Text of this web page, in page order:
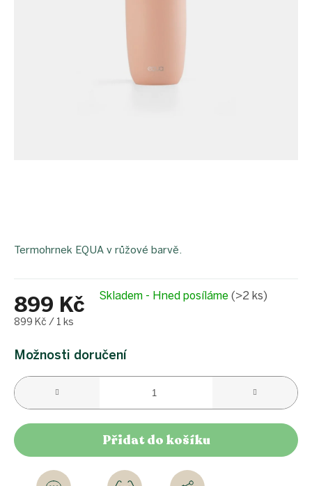
899 Kč
Měrná
899 Kč / 1 ks
Skladem - Hned posíláme (>2 ks)
Možnosti doručení
Přidat do košíku
Termohrnek EQUA v růžové barvě.